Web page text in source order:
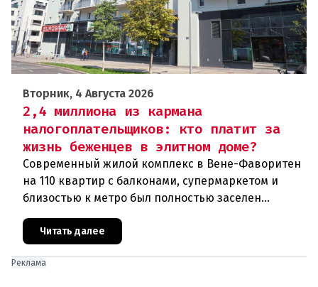
Вторник, 4 Августа 2026
2,4 миллиона из кармана
налогоплательщиков: кто платит за
жизнь беженцев в элитном доме?
Современный жилой комплекс в Вене-Фаворитен
на 110 квартир с балконами, супермаркетом и
близостью к метро был полностью заселен
беженцами. Проект стоимостью в 2,4 миллиона
евро из бюджета города вызва
Читать далее
Реклама